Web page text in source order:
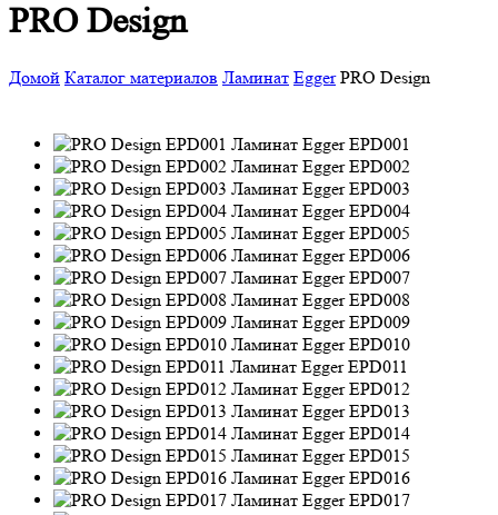
PRO Design
Домой Каталог материалов Ламинат Egger PRO Design
EPD001
EPD002
EPD003
EPD004
EPD005
EPD006
EPD007
EPD008
EPD009
EPD010
EPD011
EPD012
EPD013
EPD014
EPD015
EPD016
EPD017